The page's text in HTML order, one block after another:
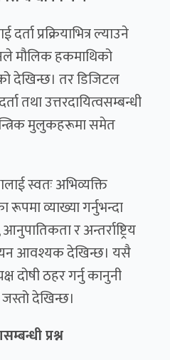
प्रक्रियाभित्र ल्याउने
मौलिक हकमाथिको
देखिन्छ। तर डिजिटल
तथा उत्तरदायित्वसम्बन्धी
मुलुकहरूमा समेत
स्वतः अभिव्यक्ति
व्याख्या गर्नुभन्दा
र अन्तर्राष्ट्रिय
आवश्यक देखिन्छ। यसै
दोषी ठहर गर्नु कानुनी
देखिन्छ।
प्रश्न